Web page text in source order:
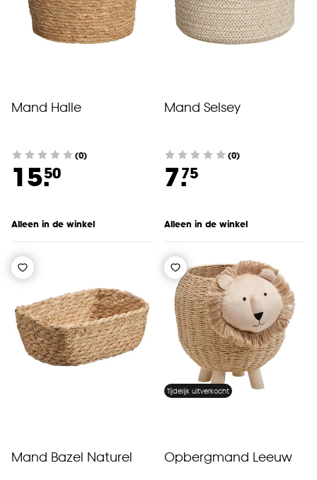
Mand Halle
(0)
15.50
Alleen in de winkel
Mand Selsey
(0)
7.75
Alleen in de winkel
Mand Bazel Naturel
Tijdelijk uitverkocht
Opbergmand Leeuw